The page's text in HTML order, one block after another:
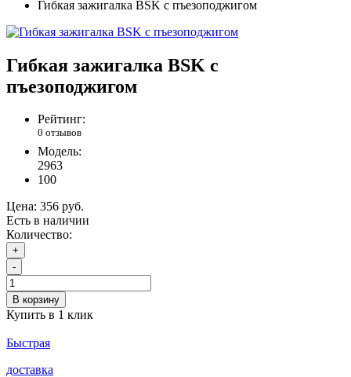
Гибкая зажигалка BSK с пъезоподжигом
Гибкая зажигалка BSK с
пъезоподжигом
Рейтинг:
0 отзывов
Модель:
2963
100
Цена: 356 руб.
Есть в наличии
Количество:
+
-
В корзину
Купить в 1 клик
Быстрая
доставка